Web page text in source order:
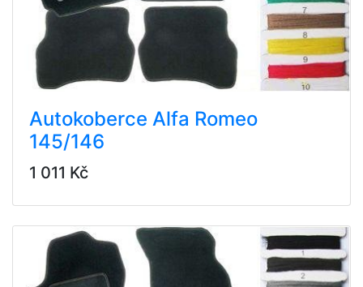
Autokoberce Alfa Romeo
145/146
1 011 Kč